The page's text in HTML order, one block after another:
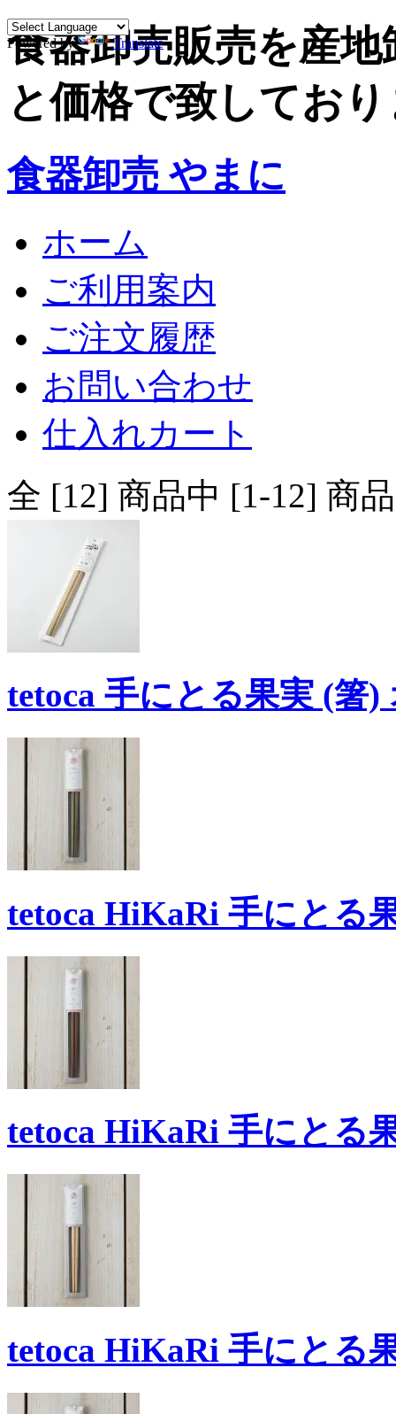
Powered by Translate
食器卸売販売を産
と価格で致してお
食器卸売 やまに
ホーム
ご利用案内
ご注文履歴
お問い合わせ
仕入れカート
全 [12] 商品中 [1-12] 商
tetoca 手にとる果実 (箸
tetoca HiKaRi 手にとる
tetoca HiKaRi 手にとる
tetoca HiKaRi 手にとる